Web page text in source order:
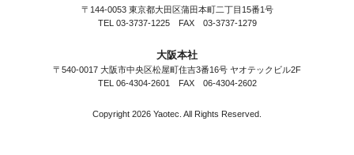
〒144-0053 東京都大田区蒲田本町二丁目15番1号
TEL 03-3737-1225 FAX 03-3737-1279
大阪本社
〒540-0017 大阪市中央区松屋町住吉3番16号 ヤオテックビル2F
TEL 06-4304-2601 FAX 06-4304-2602
Copyright 2026 Yaotec. All Rights Reserved.